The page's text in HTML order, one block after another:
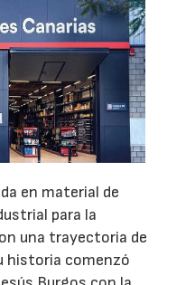
en material de
para la
una trayectoria de
historia comenzó